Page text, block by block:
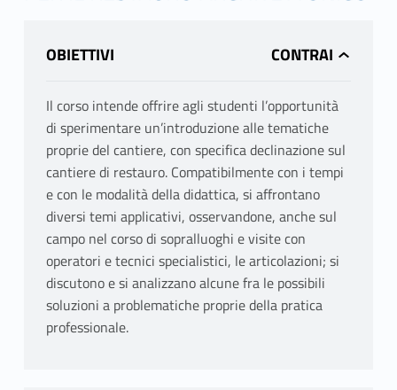
OBIETTIVI
Il corso intende offrire agli studenti l’opportunità
di sperimentare un’introduzione alle tematiche
proprie del cantiere, con specifica declinazione sul
cantiere di restauro. Compatibilmente con i tempi
e con le modalità della didattica, si affrontano
diversi temi applicativi, osservandone, anche sul
campo nel corso di sopralluoghi e visite con
operatori e tecnici specialistici, le articolazioni; si
discutono e si analizzano alcune fra le possibili
soluzioni a problematiche proprie della pratica
professionale.